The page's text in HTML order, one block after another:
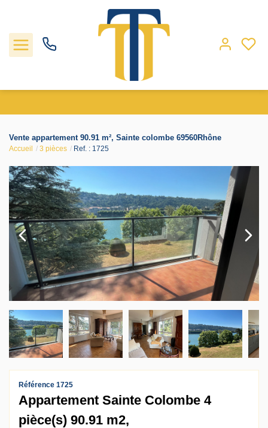
Gestion
Nos agences
Estimation
Contact
Accès clients
Vente appartement 90.91 m², Sainte colombe 69560Rhône
Accueil 3 pièces Ref. : 1725
Référence 1725
Appartement Sainte Colombe 4
pièce(s) 90.91 m2,